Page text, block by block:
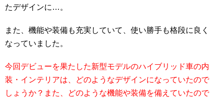
たデザインに…。
また、機能や装備も充実していて、使い勝手も格段に良く
なっていました。
今回デビューを果たした新型モデルのハイブリッド車の内
装・インテリアは、どのようなデザインになっていたので
しょうか？また、どのような機能や装備を備えていたので